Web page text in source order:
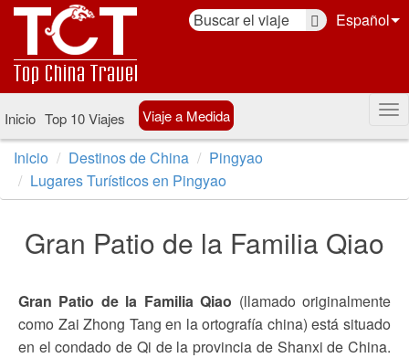
Español
Inicio Top 10 Viajes Viaje a Medida
Inicio Destinos de China
Pingyao
Lugares Turísticos en Pingyao
Gran Patio de la Familia Qiao
Gran Patio de la Familia Qiao (llamado originalmente
como Zai Zhong Tang en la ortografía china) está situado
en el condado de Qi de la provincia de Shanxi de China.